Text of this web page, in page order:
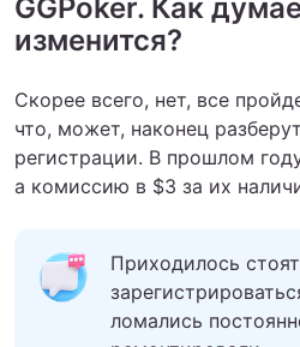
GGPoker. Как
изменится?
Скорее всего, нет, все
что, может, наконец
регистрации. В прошлом
а комиссию в $3 за их
Приходилось
ломались